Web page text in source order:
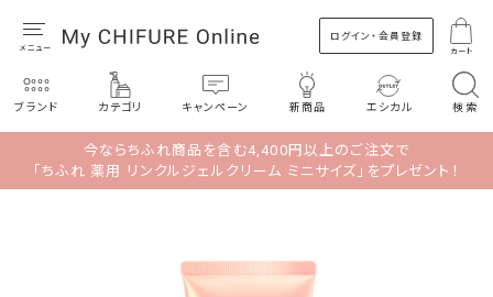
ログイン・会員登録
カート
ブランド カテゴリ キャンペーン 新商品 エシカル 検索
今ならちふれ商品を含む4,400円以上のご注文で
「ちふれ 薬用 リンクルジェルクリーム ミニサイズ」をプレゼント！